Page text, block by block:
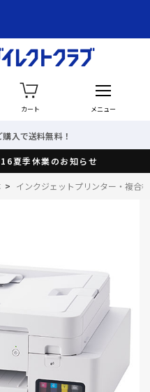
カート メニュー
入で送料無料！
夏季休業のお知らせ
> インクジェットプリンター・複合機